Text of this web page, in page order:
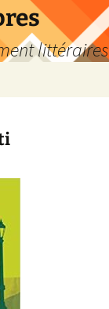
littéraires